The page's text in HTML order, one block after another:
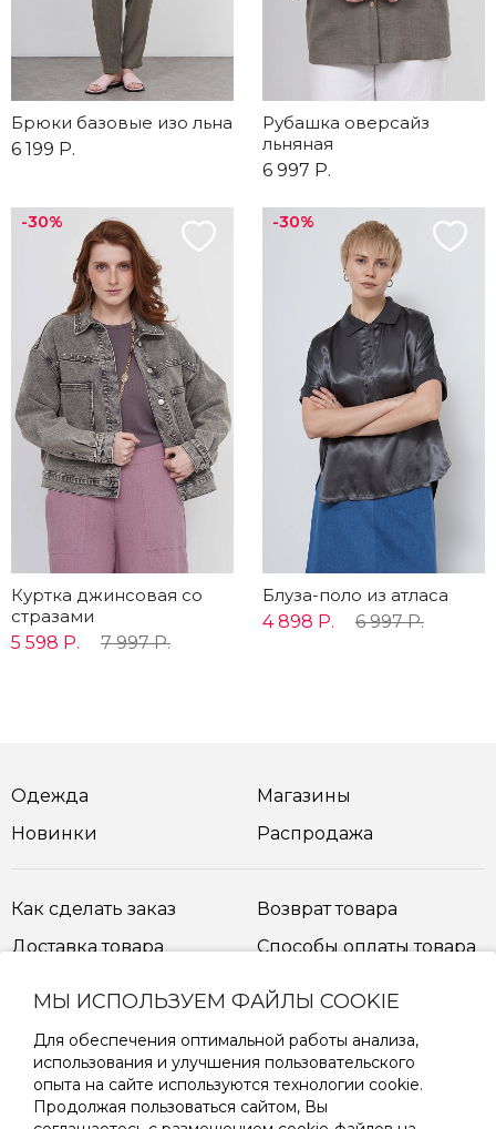
Брюки базовые изо льна
6 199 Р.
Рубашка оверсайз
льняная
6 997 Р.
-30%
Куртка джинсовая со
стразами
5 598 Р.
7 997 Р.
-30%
Блуза-поло из атласа
4 898 Р.
6 997 Р.
Одежда
Новинки
Магазины
Распродажа
Как сделать заказ
Доставка товара
Возврат товара
Способы оплаты товара
ПОДПИШИТЕСЬ НА РАССЫЛКУ
МЫ ИСПОЛЬЗУЕМ ФАЙЛЫ COOKIE
Для обеспечения оптимальной работы анализа,
использования и улучшения пользовательского
опыта на сайте используются технологии cookie.
Продолжая пользоваться сайтом, Вы